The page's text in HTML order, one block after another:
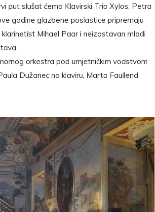
put slušat ćemo Klavirski Trio Xylos, Petra
godine glazbene poslastice pripremaju
Mihael Paar i neizostavan mladi
orkestra pod umjetničkim vodstvom
Dužanec na klaviru, Marta Faullend